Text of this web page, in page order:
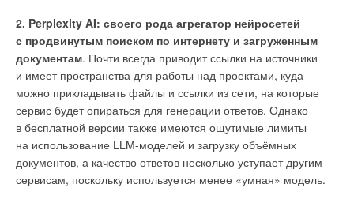
2. Perplexity AI: своего рода агрегатор нейросетей
с продвинутым поиском по интернету и загруженным
документам. Почти всегда приводит ссылки на источники
и имеет пространства для работы над проектами, куда
можно прикладывать файлы и ссылки из сети, на которые
сервис будет опираться для генерации ответов. Однако
в бесплатной версии также имеются ощутимые лимиты
на использование LLM-моделей и загрузку объёмных
документов, а качество ответов несколько уступает другим
сервисам, поскольку используется менее «умная» модель.
Как строились акведуки